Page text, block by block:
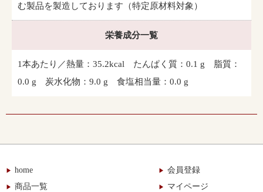
む製品を製造しております（特定原材料対象）
栄養成分一覧
1本あたり／熱量：35.2kcal たんぱく質：0.1 g 脂質：
0.0 g 炭水化物：9.0 g 食塩相当量：0.0 g
home
商品一覧
会員登録
マイページ